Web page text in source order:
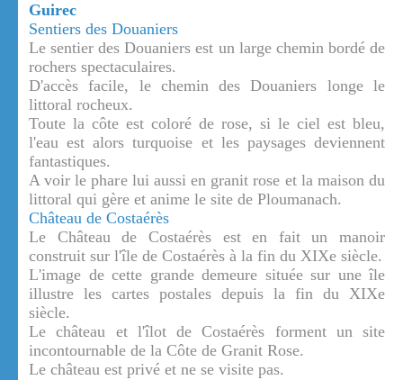
Guirec
Sentiers des Douaniers
Le sentier des Douaniers est un large chemin bordé de
rochers spectaculaires.
D'accès facile, le chemin des Douaniers longe le
littoral rocheux.
Toute la côte est coloré de rose, si le ciel est bleu,
l'eau est alors turquoise et les paysages deviennent
fantastiques.
A voir le phare lui aussi en granit rose et la maison du
littoral qui gère et anime le site de Ploumanach.
Château de Costaérès
Le Château de Costaérès est en fait un manoir
construit sur l'île de Costaérès à la fin du XIXe siècle.
L'image de cette grande demeure située sur une île
illustre les cartes postales depuis la fin du XIXe
siècle.
Le château et l'îlot de Costaérès forment un site
incontournable de la Côte de Granit Rose.
Le château est privé et ne se visite pas.